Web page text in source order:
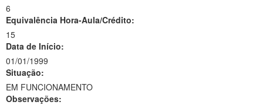
6
Equivalência Hora-Aula/Crédito:
15
Data de Início:
01/01/1999
Situação:
EM FUNCIONAMENTO
Observações: